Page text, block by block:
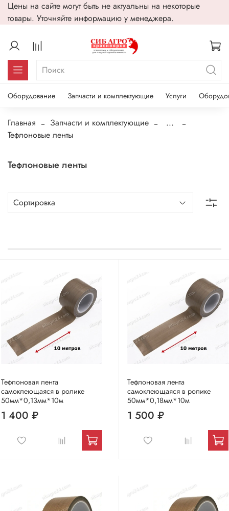
Цены на сайте могут быть не актуальны на некоторые
товары. Уточняйте информацию у менеджера.
Оборудование Запчасти и комплектующие Услуги
Главная Запчасти и комплектующие
...
Тефлоновые ленты
Тефлоновые ленты
Тефлоновая лента
самоклеющаяся в ролике
50мм*0,13мм*10м
1 400 ₽
Тефлоновая лента
самоклеющаяся в ролике
50мм*0,18мм*10м
1 500 ₽